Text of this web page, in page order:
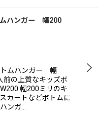
ムハンガー 幅200
トムハンガー 幅
前の上質なキッズボ
幅200ミリのキ
カートなどボトムに
ンガ…